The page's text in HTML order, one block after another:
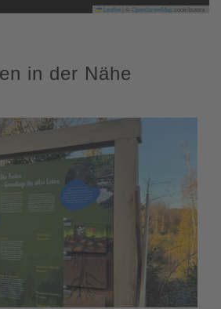
Leaflet OpenStreetMapcontributors
in der Nähe